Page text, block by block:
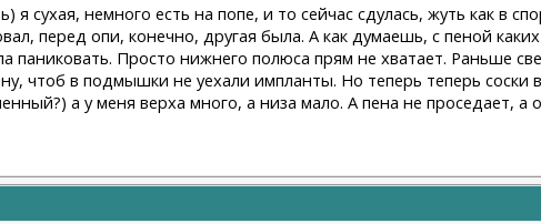
сухая, немного есть на попе, и то сейчас сдулась, жуть как в
перед опи, конечно, другая была. А как думаешь, с пеной
паниковать. Просто нижнего полюса прям не хватает. Раньше
чтоб в подмышки не уехали импланты. Но теперь теперь соски
а у меня верха много, а низа мало. А пена не проседает, а